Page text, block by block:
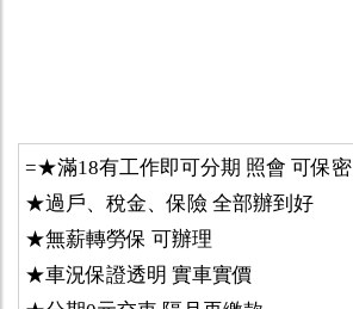
=★滿18有工作即可分期 照會 可保密
★過戶、稅金、保險 全部辦到好
★無薪轉勞保 可辦理
★車況保證透明 實車實價